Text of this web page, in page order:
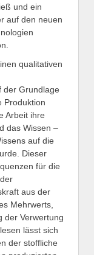
und ein
auf den neuen
qualitativen
der Grundlage
Produktion
Arbeit ihre
das Wissen –
auf die
Dieser
für die
aus der
Mehrwerts,
der Verwertung
lässt sich
der stoffliche